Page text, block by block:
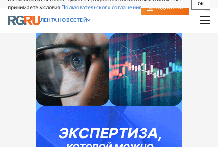
принимаете условия Пользовательского соглашения
OK
СВЕЖИЙ НОМЕР ПОДПИСКА
ЛЕНТА НОВОСТЕЙ